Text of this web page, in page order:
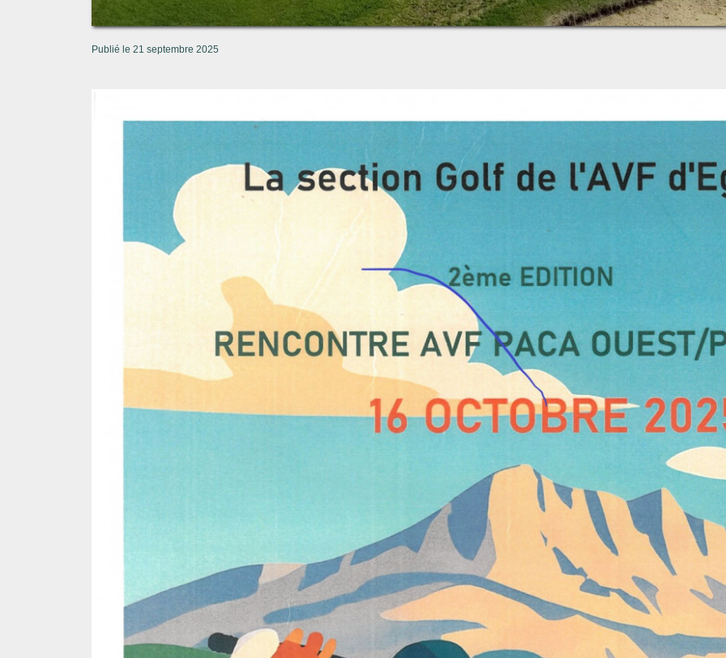
Publié le 21 septembre 2025